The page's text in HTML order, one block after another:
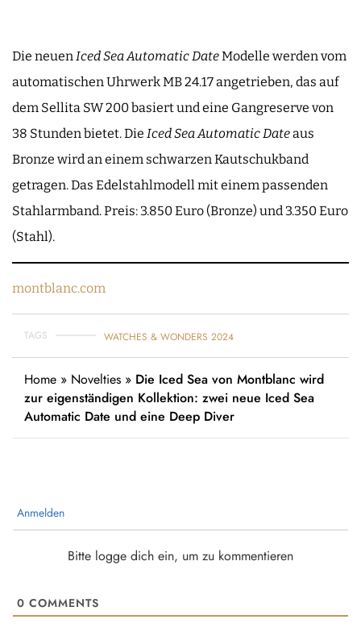
Die neuenIced Sea Automatic DateModelle werden vom
automatischen Uhrwerk MB 24.17 angetrieben, das auf
dem Sellita SW 200 basiert und eine Gangreserve von
38 Stunden bietet. Die Iced Sea Automatic Dateaus
Bronze wird an einem schwarzen Kautschukband
getragen. Das Edelstahlmodell mit einem passenden
Stahlarmband. Preis: 3.850 Euro (Bronze) und 3.350 Euro
(Stahl).
montblanc.com
TAGS WATCHES & WONDERS 2024
Home » Novelties » Die Iced Sea von Montblanc wird
zur eigenständigen Kollektion: zwei neue Iced Sea
Automatic Date und eine Deep Diver
Anmelden
Bitte logge dich ein, um zu kommentieren
0 COMMENTS